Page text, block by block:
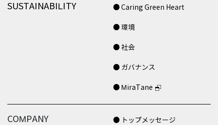
SUSTAINABILITY ● Caring Green Heart
● 環境
● 社会
● ガバナンス
● MiraTane
COMPANY ● トップメッセージ